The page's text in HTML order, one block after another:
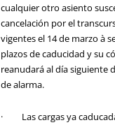
cualquier otro asiento
cancelación por el
vigentes el 14 de marzo à
plazos de caducidad y su
reanudará al día siguiente
de alarma.
· Las cargas ya